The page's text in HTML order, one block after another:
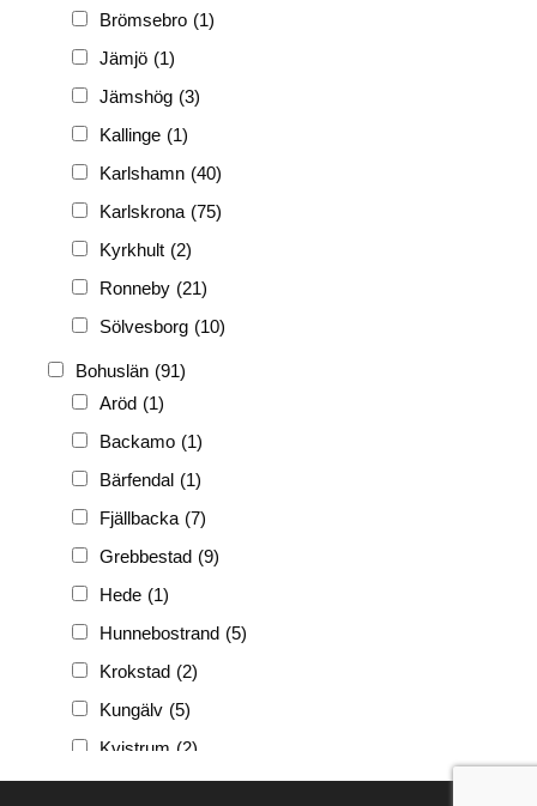
FRG
(3 189)
PF (3 882)
PIONJÄR (129)
Brömsebro (1)
Jämjö (1)
Jämshög (3)
Kallinge (1)
Karlshamn (40)
Karlskrona (75)
Kyrkhult (2)
Ronneby (21)
Sölvesborg (10)
Bohuslän (91)
Aröd (1)
Backamo (1)
Bärfendal (1)
Fjällbacka (7)
Grebbestad (9)
Hede (1)
Hunnebostrand (5)
Krokstad (2)
Kungälv (5)
Kvistrum (2)
Ljungskile (3)